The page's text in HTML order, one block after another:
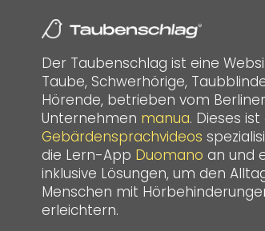
Der Taubenschlag ist eine
Taube, Schwerhörige,
Hörende, betrieben vom Berliner
Unternehmen manua. Dieses
Gebärdensprachvideos
die Lern-App Duomano an und
inklusive Lösungen, um den
Menschen mit
erleichtern.